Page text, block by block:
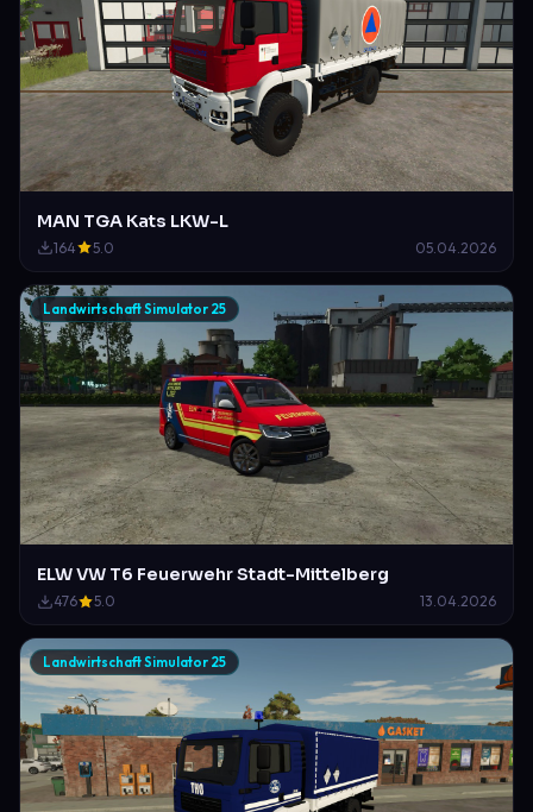
MAN TGA Kats LKW-L
164 5.0 05.04.2026
Landwirtschaft Simulator 25
ELW VW T6 Feuerwehr Stadt-Mittelberg
476 5.0 13.04.2026
Landwirtschaft Simulator 25